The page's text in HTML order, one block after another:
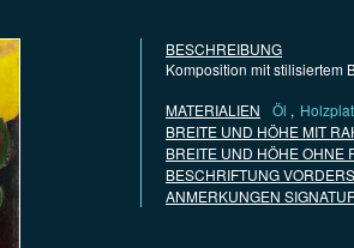
BESCHREIBUNG
Komposition mit stilisiertem
MATERIALIEN
Öl ,
BREITE UND HÖHE MIT
BREITE UND HÖHE OHNE
BESCHRIFTUNG
ANMERKUNGEN